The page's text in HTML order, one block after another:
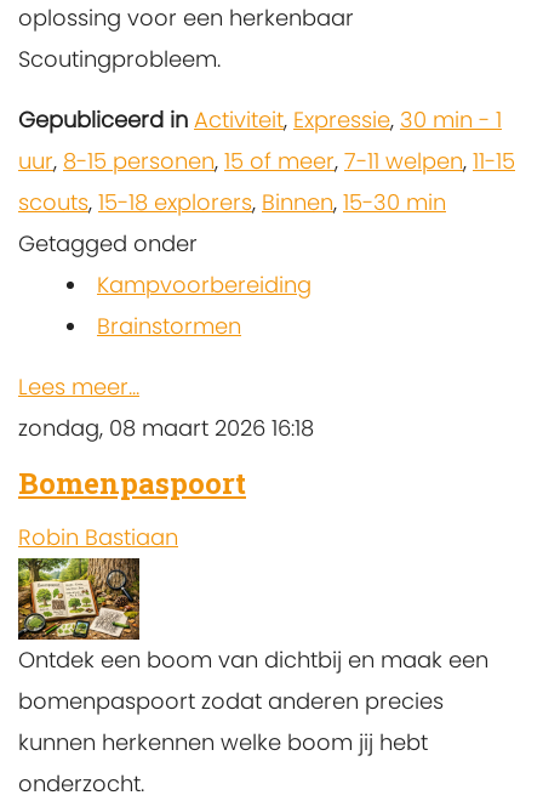
oplossing voor een herkenbaar
Scoutingprobleem.
Gepubliceerd in Activiteit, Expressie, 30 min - 1
uur, 8-15 personen, 15 of meer, 7-11 welpen, 11-15
scouts, 15-18 explorers, Binnen, 15-30 min
Getagged onder
Kampvoorbereiding
Brainstormen
Lees meer...
zondag, 08 maart 2026 16:18
Bomenpaspoort
Robin Bastiaan
Ontdek een boom van dichtbij en maak een
bomenpaspoort zodat anderen precies
kunnen herkennen welke boom jij hebt
onderzocht.